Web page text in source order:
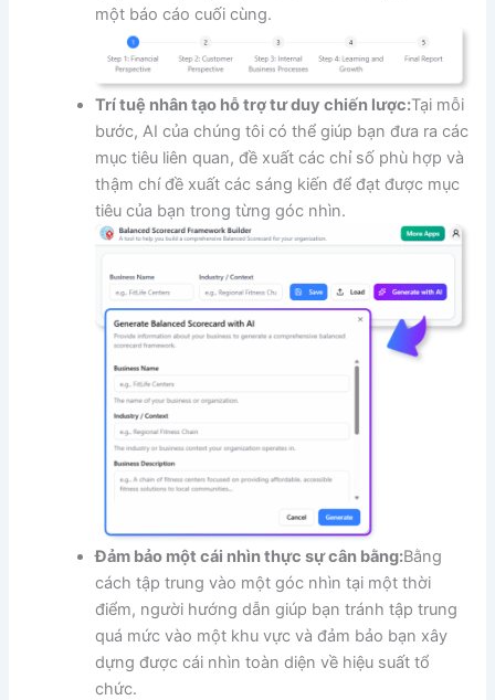
một báo cáo cuối cùng.
Trí tuệ nhân tạo hỗ trợ tư duy chiến lược:Tại mỗi
bước, AI của chúng tôi có thể giúp bạn đưa ra các
mục tiêu liên quan, đề xuất các chỉ số phù hợp và
thậm chí đề xuất các sáng kiến để đạt được mục
tiêu của bạn trong từng góc nhìn.
Đảm bảo một cái nhìn thực sự cân bằng:Bằng
cách tập trung vào một góc nhìn tại một thời
điểm, người hướng dẫn giúp bạn tránh tập trung
quá mức vào một khu vực và đảm bảo bạn xây
dựng được cái nhìn toàn diện về hiệu suất tổ
chức.